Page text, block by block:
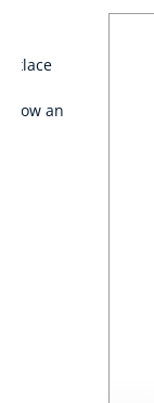
low an